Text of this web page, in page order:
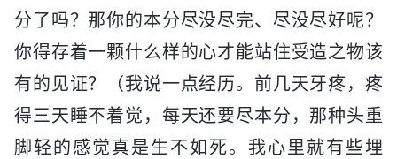
分了吗？那你的本分尽没尽完、尽没尽好呢？
你得存着一颗什么样的心才能站住受造之物该
有的见证？（我说一点经历。前几天牙疼，疼
得三天睡不着觉，每天还要尽本分，那种头重
脚轻的感觉真是生不如死。我心里就有些埋